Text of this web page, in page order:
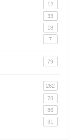
12
33
18
7
79
262
78
86
31